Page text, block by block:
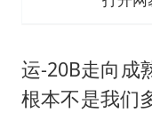
运-20B走向成
根本不是我们